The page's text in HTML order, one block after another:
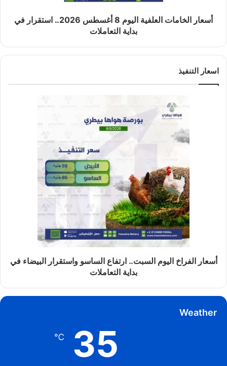
أسعار الخامات العلفية اليوم 8 أغسطس 2026.. استقرار في
بداية التعاملات
اسعار التنفيذ
أسعار الفراخ اليوم السبت.. ارتفاع الساسو واستقرار البيضاء في
بداية التعاملات
Weather
35
℃